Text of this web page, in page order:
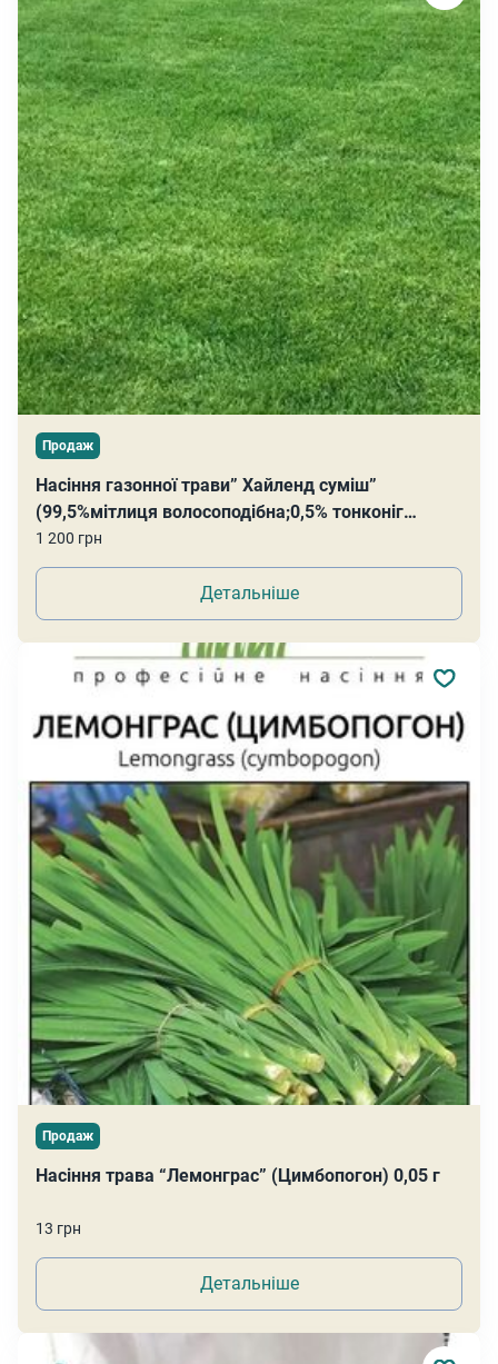
Продаж
Насіння газонної трави” Хайленд суміш”
(99,5%мітлиця волосоподібна;0,5% тонконіг
лучний)
1 200 грн
Детальніше
Продаж
Насіння трава “Лемонграс” (Цимбопогон) 0,05 г
13 грн
Детальніше